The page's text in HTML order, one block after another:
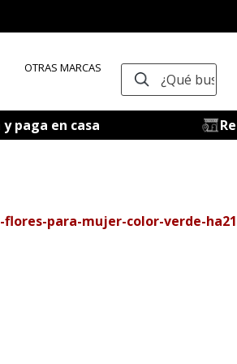
OTRAS MARCAS ¿Qué buscas?
paga en casa
para-mujer-color-verde-